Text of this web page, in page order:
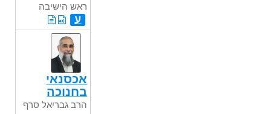
ראש הישיבה
ע
אכסנאי
בחנוכה
הרב גבריאל סרף